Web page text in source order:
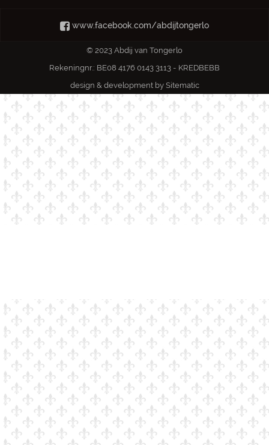
www.facebook.com/abdijtongerlo
© 2023 Abdij van Tongerlo
Rekeningnr.: BE08 4176 0143 3113 - KREDBEBB
design & development by Sitematic